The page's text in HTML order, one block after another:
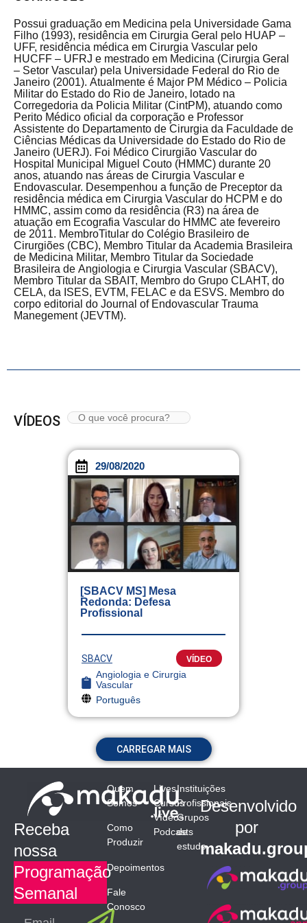
Possui graduação em Medicina pela Universidade Gama
Filho (1993), residência em Cirurgia Geral pelo HUAP –
UFF, residência médica em Cirurgia Vascular pelo
HUCFF – UFRJ e mestrado em Medicina (Cirurgia Geral
– Setor Vascular) pela Universidade Federal do Rio de
Janeiro (2001). Atualmente é Major PM Médico – Policia
Militar do Estado do Rio de Janeiro, lotado na
Corregedoria da Policia Militar (CintPM), atuando como
Perito Médico oficial da corporação e Professor
Assistente do Departamento de Cirurgia da Faculdade de
Ciências Médicas da Universidade do Estado do Rio de
Janeiro (UERJ). Foi Médico Cirurgião Vascular do
Hospital Municipal Miguel Couto (HMMC) durante 20
anos, atuando nas áreas de Cirurgia Vascular e
Endovascular. Desempenhou a função de Preceptor da
residência médica em Cirurgia Vascular do HCPM e do
HMMC, assim como da residência (R3) na área de
atuação em Ecografia Vascular do HMMC ate fevereiro
de 2011. MembroTitular do Colégio Brasileiro de
Cirurgiões (CBC), Membro Titular da Academia Brasileira
de Medicina Militar, Membro Titular da Sociedade
Brasileira de Angiologia e Cirurgia Vascular (SBACV),
Membro Titular da SBAIT, Membro do Grupo CLAHT, do
CELA, da ISES, EVTM, FELAC e da ESVS. Membro do
corpo editorial do Journal of Endovascular Trauma
Manegement (JEVTM).
VÍDEOS
29/08/2020
[SBACV MS] Mesa
Redonda: Defesa
Profissional
SBACV VÍDEO
Angiologia e Cirurgia
Vascular
Português
CARREGAR MAIS
Receba
nossa
Programação
Semanal
Email
Quem
Somos
Como
Produzir
Depoimentos
Fale
Conosco
Lives
Cursos
Vídeos
Podcasts
Instituições
Profissionais
Grupos
de
estudo
Desenvolvido
por